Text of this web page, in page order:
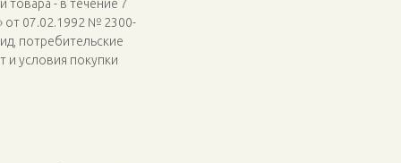
товара - в течение 7
от 07.02.1992 № 2300-
потребительские
и условия покупки